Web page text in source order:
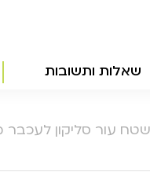
שאלות ותשובות
עור סליקון לעכבר